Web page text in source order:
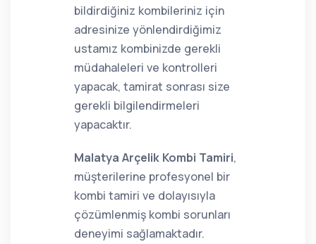
bildirdiğiniz kombileriniz için
adresinize yönlendirdiğimiz
ustamız kombinizde gerekli
müdahaleleri ve kontrolleri
yapacak, tamirat sonrası size
gerekli bilgilendirmeleri
yapacaktır.
Malatya Arçelik Kombi Tamiri,
müşterilerine profesyonel bir
kombi tamiri ve dolayısıyla
çözümlenmiş kombi sorunları
deneyimi sağlamaktadır.